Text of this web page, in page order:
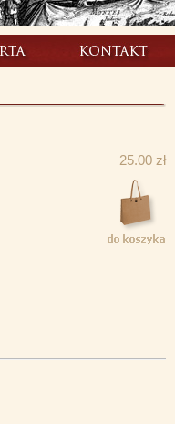
25.00 zł